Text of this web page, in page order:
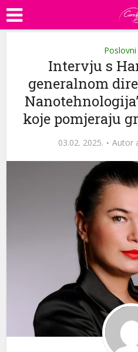
Intervju s
generalnom
koje pomjeraju
03.02. 2025. Autor